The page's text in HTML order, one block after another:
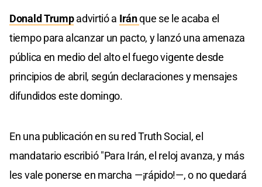
Donald Trumpadvirtió a Iránque se le acaba el
tiempo para alcanzar un pacto, y lanzó una amenaza
pública en medio del alto el fuego vigente desde
principios de abril, según declaraciones y mensajes
difundidos este domingo.
En una publicación en su red Truth Social, el
mandatario escribió "Para Irán, el reloj avanza, y más
les vale ponerse en marcha —¡rápido!—, o no quedará